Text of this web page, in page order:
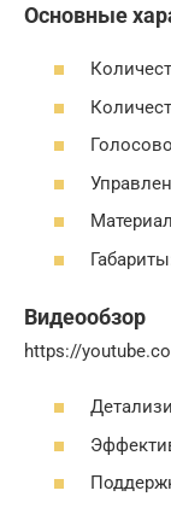
Основные
Видеообзор
https://